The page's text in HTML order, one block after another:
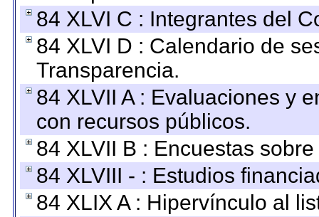
84 XLVI C : Integrantes del
84 XLVI D : Calendario de
Transparencia.
84 XLVII A : Evaluaciones y
con recursos públicos.
84 XLVII B : Encuestas
84 XLVIII - : Estudios
84 XLIX A : Hipervínculo al